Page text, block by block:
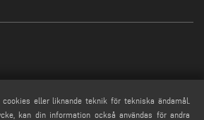
cookies eller liknande teknik för tekniska ändamål.
kan din information också användas för andra